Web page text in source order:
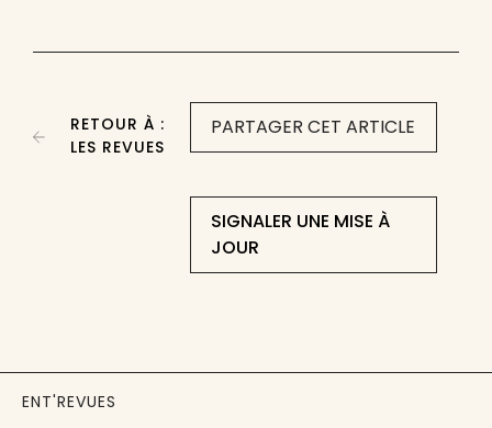
PARTAGER CET ARTICLE
SIGNALER UNE MISE À
JOUR
RETOUR À :
LES REVUES
ENT'REVUES